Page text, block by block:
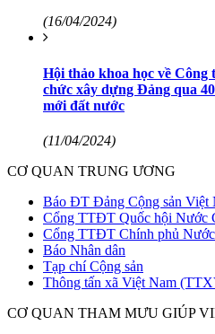
(16/04/2024)
Hội thảo khoa học về
chức xây dựng Đảng qua
mới đất nước
(11/04/2024)
CƠ QUAN TRUNG ƯƠNG
Báo ĐT Đảng Cộng sản Việt
Cổng TTĐT Quốc hội Nước
Cổng TTĐT Chính phủ
Báo Nhân dân
Tạp chí Cộng sản
Thông tấn xã Việt Nam
CƠ QUAN THAM MƯU GIÚP